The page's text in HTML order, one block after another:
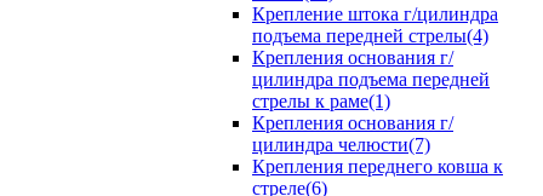
Крепление штока г/цилиндра
подъема передней стрелы(4)
Крепления основания г/
цилиндра подъема передней
стрелы к раме(1)
Крепления основания г/
цилиндра челюсти(7)
Крепления переднего ковша к
стреле(6)